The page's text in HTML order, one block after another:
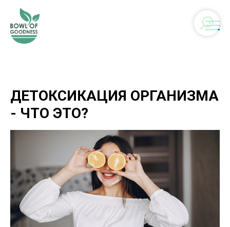
ДЕТОКСИКАЦИЯ ОРГАНИЗМА
- ЧТО ЭТО?